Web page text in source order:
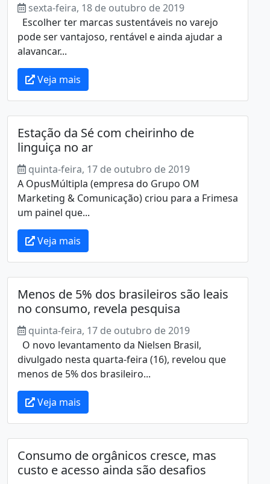
sexta-feira, 18 de outubro de 2019
Escolher ter marcas sustentáveis no varejo
pode ser vantajoso, rentável e ainda ajudar a
alavancar...
Veja mais
Estação da Sé com cheirinho de
linguiça no ar
quinta-feira, 17 de outubro de 2019
A OpusMúltipla (empresa do Grupo OM
Marketing & Comunicação) criou para a Frimesa
um painel que...
Veja mais
Menos de 5% dos brasileiros são leais
no consumo, revela pesquisa
quinta-feira, 17 de outubro de 2019
O novo levantamento da Nielsen Brasil,
divulgado nesta quarta-feira (16), revelou que
menos de 5% dos brasileiro...
Veja mais
Consumo de orgânicos cresce, mas
custo e acesso ainda são desafios